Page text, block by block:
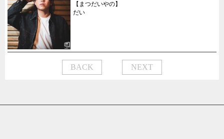
【まつだいやの】
だい
BACK NEXT